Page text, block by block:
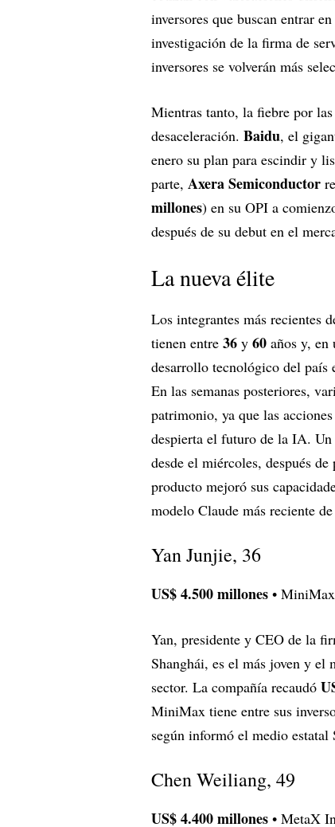
inversores que buscan entrar
investigación de la firma de
inversores se volverán más
Mientras tanto, la fiebre por
desaceleración. Baidu, el
enero su plan para escindir y
parte, Axera Semiconductor
millones) en su OPI a
después de su debut en el
La nueva élite
Los integrantes más
tienen entre 36 y 60 años y,
desarrollo tecnológico del país
En las semanas posteriores,
patrimonio, ya que las
despierta el futuro de la IA.
desde el miércoles, después
producto mejoró sus
modelo Claude más reciente
Yan Junjie, 36
US$ 4.500 millones •
Yan, presidente y CEO de la
Shanghái, es el más joven y el
sector. La compañía recaudó
MiniMax tiene entre sus
según informó el medio estatal
Chen Weiliang, 49
US$ 4.400 millones • MetaX